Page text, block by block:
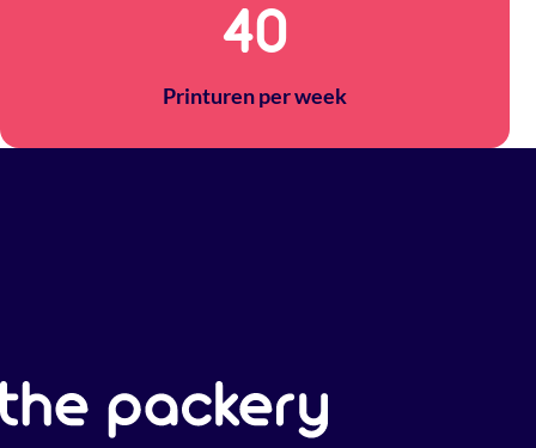
40
Printuren per week